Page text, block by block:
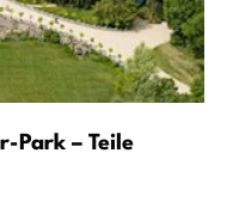
Park – Teile